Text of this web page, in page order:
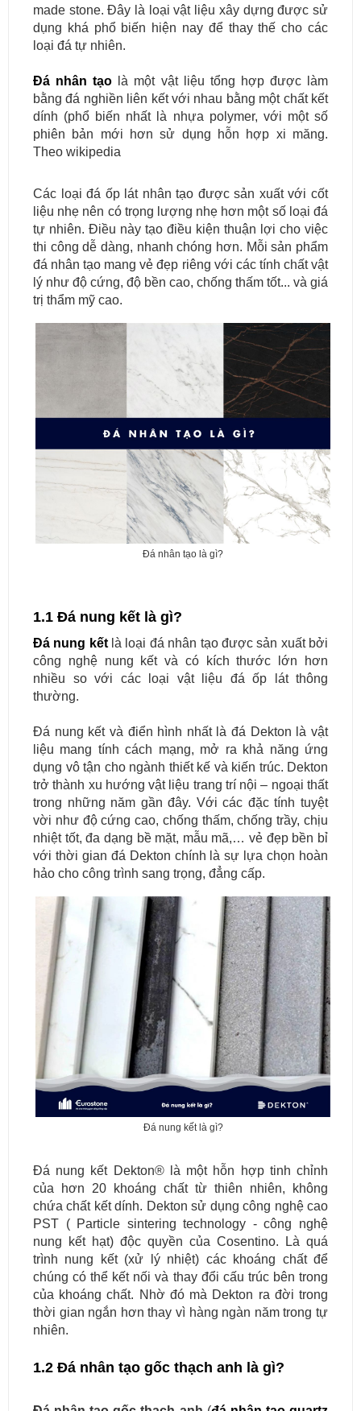
made stone. Đây là loại vật liệu xây dựng được sử
dụng khá phổ biến hiện nay để thay thế cho các
loại đá tự nhiên.
Đá nhân tạo là một vật liệu tổng hợp được làm
bằng đá nghiền liên kết với nhau bằng một chất kết
dính (phổ biến nhất là nhựa polymer, với một số
phiên bản mới hơn sử dụng hỗn hợp xi măng.
Theo wikipedia
Các loại đá ốp lát nhân tạo được sản xuất với cốt
liệu nhẹ nên có trọng lượng nhẹ hơn một số loại đá
tự nhiên. Điều này tạo điều kiện thuận lợi cho việc
thi công dễ dàng, nhanh chóng hơn. Mỗi sản phẩm
đá nhân tạo mang vẻ đẹp riêng với các tính chất vật
lý như độ cứng, độ bền cao, chống thấm tốt... và giá
trị thẩm mỹ cao.
Đá nhân tạo là gì?
1.1 Đá nung kết là gì?
Đá nung kếtlà loại đá nhân tạo được sản xuất bởi
công nghệ nung kết và có kích thước lớn hơn
nhiều so với các loại vật liệu đá ốp lát thông
thường.
Đá nung kết và điển hình nhất là đá Dekton là vật
liệu mang tính cách mạng, mở ra khả năng ứng
dụng vô tận cho ngành thiết kế và kiến trúc. Dekton
trở thành xu hướng vật liệu trang trí nội – ngoại thất
trong những năm gần đây. Với các đặc tính tuyệt
vời như độ cứng cao, chống thấm, chống trầy, chịu
nhiệt tốt, đa dạng bề mặt, mẫu mã,… vẻ đẹp bền bỉ
với thời gian đá Dekton chính là sự lựa chọn hoàn
hảo cho công trình sang trọng, đẳng cấp.
Đá nung kết là gì?
Đá nung kết Dekton® là một hỗn hợp tinh chỉnh
của hơn 20 khoáng chất từ thiên nhiên, không
chứa chất kết dính. Dekton sử dụng công nghệ cao
PST ( Particle sintering technology - công nghệ
nung kết hạt) độc quyền của Cosentino. Là quá
trình nung kết (xử lý nhiệt) các khoáng chất để
chúng có thể kết nối và thay đổi cấu trúc bên trong
của khoáng chất. Nhờ đó mà Dekton ra đời trong
thời gian ngắn hơn thay vì hàng ngàn năm trong tự
nhiên.
1.2 Đá nhân tạo gốc thạch anh là gì?